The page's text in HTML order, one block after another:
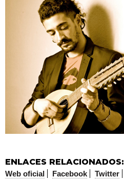
ENLACES RELACIONADOS:
Web oficial Facebook Twitter